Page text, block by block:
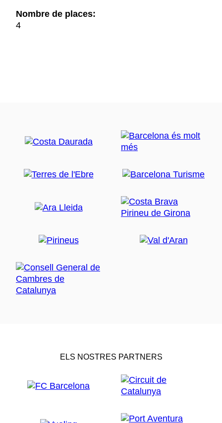
Nombre de places:
4
ELS NOSTRES PARTNERS